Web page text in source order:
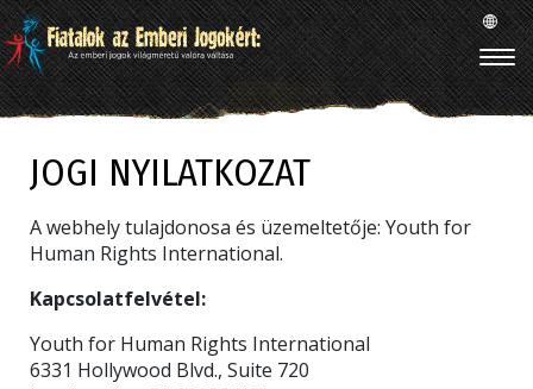
JOGI NYILATKOZAT
A webhely tulajdonosa és üzemeltetője: Youth for
Human Rights International.
Kapcsolatfelvétel:
Youth for Human Rights International
6331 Hollywood Blvd., Suite 720